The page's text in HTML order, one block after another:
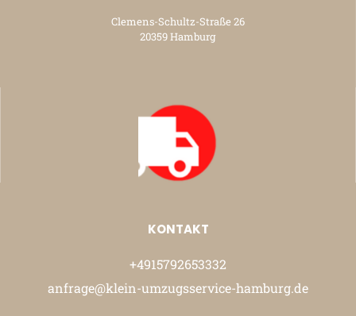
Clemens-Schultz-Straße 26
20359 Hamburg
KONTAKT
+4915792653332
anfrage@klein-umzugsservice-hamburg.de